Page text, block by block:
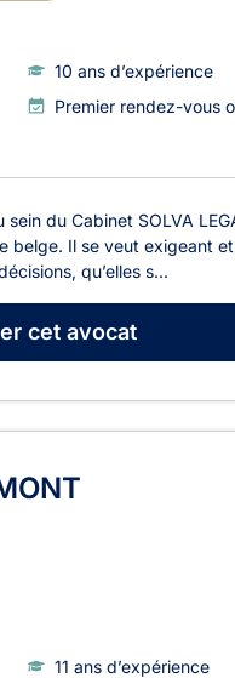
10 ans d’expérience
Premier rendez-vous
du Cabinet SOLVA
Il se veut exigeant
qu’elles s...
cet avocat
11 ans d’expérience